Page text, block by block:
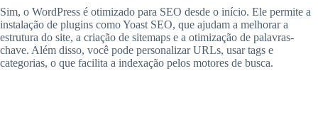
Sim, o WordPress é otimizado para SEO desde o início. Ele permite a
instalação de plugins como Yoast SEO, que ajudam a melhorar a
estrutura do site, a criação de sitemaps e a otimização de palavras-
chave. Além disso, você pode personalizar URLs, usar tags e
categorias, o que facilita a indexação pelos motores de busca.